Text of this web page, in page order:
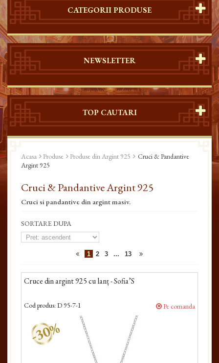
CATEGORII PRODUSE
NEWSLETTER
TOP CAUTARI
Acasa Produse Produse din Argint 925
Cruci & Pandantive
Argint 925
Cruci & Pandantive Argint 925
Cruci si pandantive din argint masiv.
SORTARE DUPA
1 2 3 ... 13
Cruce din argint 925 cu lanț - Sofia’S
Cod produs: D 95-7-1 Pe comanda
-30%